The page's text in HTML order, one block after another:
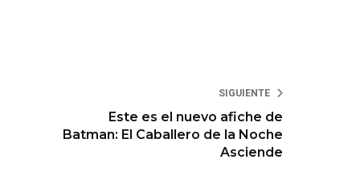
SIGUIENTE
Este es el nuevo afiche de
Batman: El Caballero de la Noche
Asciende